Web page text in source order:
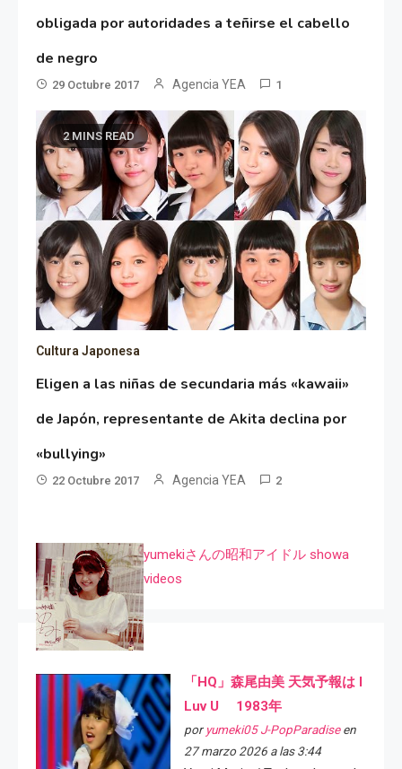
obligada por autoridades a teñirse el cabello
de negro
29 Octubre 2017 Agencia YEA 1
2 MINS READ
Cultura Japonesa
Eligen a las niñas de secundaria más «kawaii»
de Japón, representante de Akita declina por
«bullying»
22 Octubre 2017 Agencia YEA 2
yumekiさんの昭和アイドル showa
videos
「HQ」森尾由美 天気予報は I
Luv U 1983年
por yumeki05 J-PopParadiseen
27 marzo 2026 a las 3:44